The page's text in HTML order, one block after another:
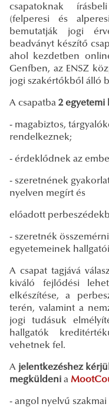
csapatoknak
(felperesi és
bemutatják jogi
beadványt készítő
ahol kezdetben
Genfben, az ENSZ
jogi szakértőkből álló
A csapatba 2 egyetemi
- magabiztos,
rendelkeznek;
- érdeklődnek az
- szeretnének
nyelven megírt és
előadott
- szeretnék
egyetemeinek
A csapat tagjává
kiváló fejlődési
elkészítése, a
terén, valamint a
jogi tudásuk
hallgatók
vehetnek fel.
A jelentkezéshez
megküldeni a
- angol nyelvű